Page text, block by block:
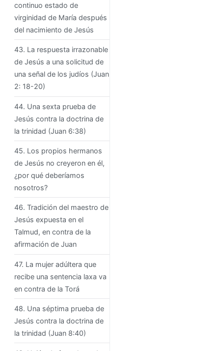
continuo estado de
virginidad de María después
del nacimiento de Jesús
43. La respuesta irrazonable
de Jesús a una solicitud de
una señal de los judíos (Juan
2: 18-20)
44. Una sexta prueba de
Jesús contra la doctrina de
la trinidad (Juan 6:38)
45. Los propios hermanos
de Jesús no creyeron en él,
¿por qué deberíamos
nosotros?
46. Tradición del maestro de
Jesús expuesta en el
Talmud, en contra de la
afirmación de Juan
47. La mujer adúltera que
recibe una sentencia laxa va
en contra de la Torá
48. Una séptima prueba de
Jesús contra la doctrina de
la trinidad (Juan 8:40)